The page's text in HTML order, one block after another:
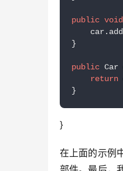
public void
}
public Car
return
}
}
在上面的示例